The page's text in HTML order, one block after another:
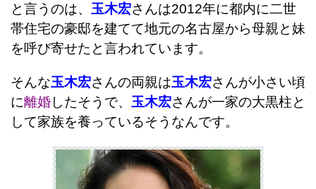
と言うのは、 玉木宏さんは2012年に都内に二世
帯住宅の豪邸を建てて地元の名古屋から母親と妹
を呼び寄せたと言われています。
そんな玉木宏さんの両親は玉木宏さんが小さい頃
に離婚したそうで、 玉木宏さんが一家の大黒柱と
して家族を養っているそうなんです。